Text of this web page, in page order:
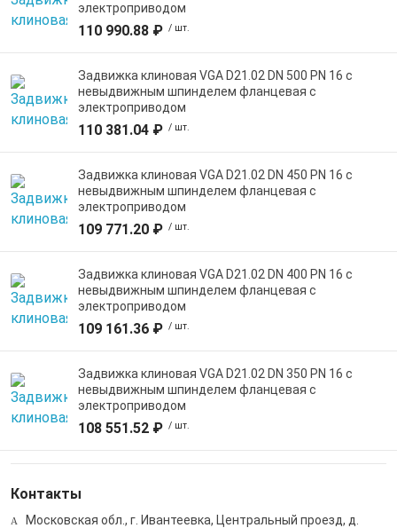
электроприводом
110 990.88 ₽ / шт.
Задвижка клиновая VGA D21.02 DN 500 PN 16 с
невыдвижным шпинделем фланцевая с
электроприводом
110 381.04 ₽ / шт.
Задвижка клиновая VGA D21.02 DN 450 PN 16 с
невыдвижным шпинделем фланцевая с
электроприводом
109 771.20 ₽ / шт.
Задвижка клиновая VGA D21.02 DN 400 PN 16 с
невыдвижным шпинделем фланцевая с
электроприводом
109 161.36 ₽ / шт.
Задвижка клиновая VGA D21.02 DN 350 PN 16 с
невыдвижным шпинделем фланцевая с
электроприводом
108 551.52 ₽ / шт.
Контакты
Московская обл., г. Ивантеевка, Центральный проезд, д.